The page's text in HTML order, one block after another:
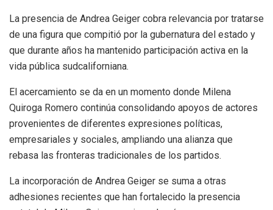
La presencia de Andrea Geiger cobra relevancia por tratarse
de una figura que compitió por la gubernatura del estado y
que durante años ha mantenido participación activa en la
vida pública sudcaliforniana.
El acercamiento se da en un momento donde Milena
Quiroga Romero continúa consolidando apoyos de actores
provenientes de diferentes expresiones políticas,
empresariales y sociales, ampliando una alianza que
rebasa las fronteras tradicionales de los partidos.
La incorporación de Andrea Geiger se suma a otras
adhesiones recientes que han fortalecido la presencia